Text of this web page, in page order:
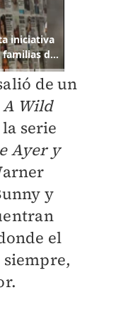
de un
A Wild
serie
Ayer y
y
el